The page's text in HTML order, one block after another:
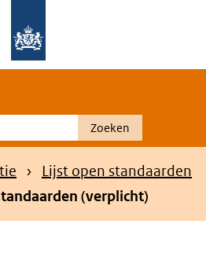
Zoeken
Lijst open standaarden
(verplicht)